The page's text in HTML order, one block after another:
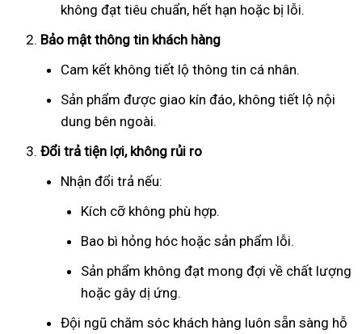
không đạt tiêu chuẩn, hết hạn hoặc bị lỗi.
Bảo mật thông tin khách hàng
Cam kết không tiết lộ thông tin cá nhân.
Sản phẩm được giao kín đáo, không tiết lộ nội
dung bên ngoài.
Đổi trả tiện lợi, không rủi ro
Nhận đổi trả nếu:
Kích cỡ không phù hợp.
Bao bì hỏng hóc hoặc sản phẩm lỗi.
Sản phẩm không đạt mong đợi về chất lượng
hoặc gây dị ứng.
Đội ngũ chăm sóc khách hàng luôn sẵn sàng hỗ